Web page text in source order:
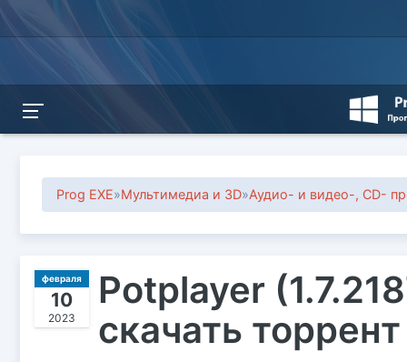
Prog EXE»Мультимедиа и 3D»Аудио- и видео-, CD-
февраля
10
2023
Potplayer
скачать торрент